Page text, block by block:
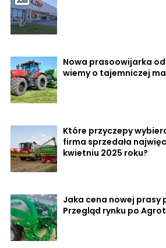
Nowa prasoowijarka
wiemy o tajemniczej
Które przyczepy
firma sprzedała
kwietniu 2025 roku?
Jaka cena nowej prasy
Przegląd rynku po